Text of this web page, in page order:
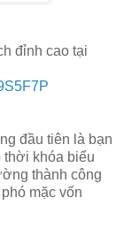
đỉnh cao tại
đầu tiên là bạn
thời khóa biểu
thành công
mặc vốn